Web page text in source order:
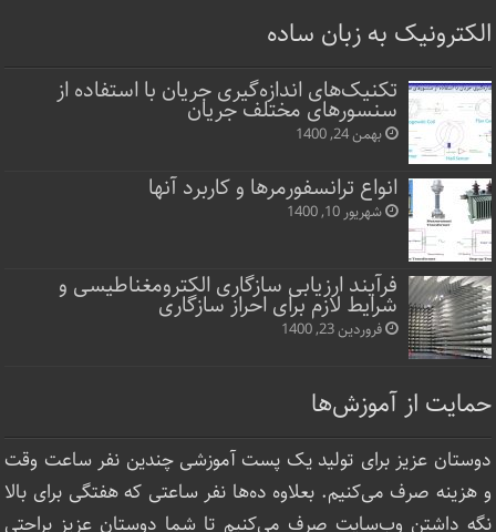
الکترونیک به زبان ساده
تکنیک‌های اندازه‌گیری جریان با استفاده از
سنسورهای مختلف جریان
بهمن 24, 1400
انواع ترانسفورمرها و کاربرد آنها
شهریور 10, 1400
فرآیند ارزیابی سازگاری الکترومغناطیسی و
شرایط لازم برای احراز سازگاری
فروردین 23, 1400
حمایت از آموزش‌ها
دوستان عزیز برای تولید یک پست آموزشی چندین نفر ساعت‌ وقت
و هزینه صرف می‌کنیم. بعلاوه ده‌ها نفر ساعتی که هفتگی برای بالا
نگه داشتن وب‌سایت صرف ‌می‌کنیم تا شما دوستان عزیز براحتی